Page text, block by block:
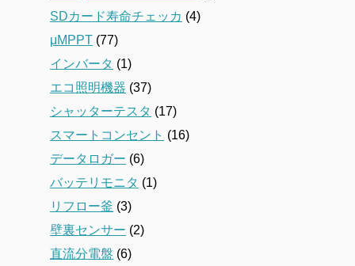
SDカード寿命チェッカ (4)
μMPPT (77)
インバータ (1)
エコ照明機器 (37)
シャッターテスタ (17)
スマートコンセント (16)
データロガー (6)
バッテリモニタ (1)
リフロー釜 (3)
壁裏センサー (2)
直流分電盤 (6)